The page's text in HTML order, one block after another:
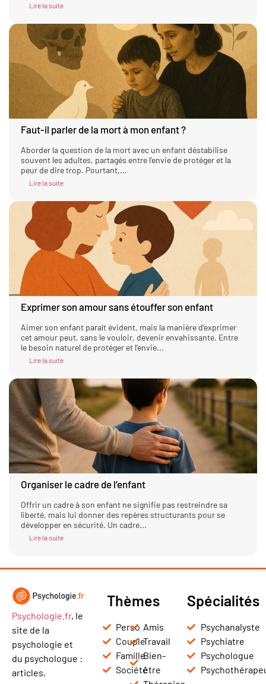
Lire la suite
Faut-il parler de la mort à mon enfant ?
Aborder la question de la mort avec un enfant déstabilise
souvent les adultes, partagés entre l'envie de protéger et la
peur de dire trop. Pourtant,...
Lire la suite
Exprimer son amour sans étouffer son enfant
Aimer son enfant paraît évident, mais la manière d’exprimer
cet amour peut, sans le vouloir, devenir envahissante. Entre
le besoin naturel de protéger et l’envie...
Lire la suite
Organiser le cadre de l’enfant
Offrir un cadre à son enfant ne signifie pas restreindre sa
liberté, mais lui donner des repères structurants pour se
développer en sécurité. Un cadre...
Lire la suite
Psychologie.fr, le
site de la
psychologie et
du psychologue :
articles,
Thèmes
Perso
Couple
Famille
Société
Amis
Travail
Bien-
être
Spécialités
Psychanalyste
Psychiatre
Psychologue